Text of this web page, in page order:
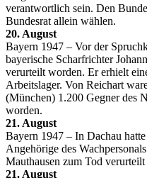
verantwortlich sein. Den
Bundesrat allein wählen.
20. August
Bayern 1947 – Vor der
bayerische Scharfrichter
verurteilt worden. Er erhielt
Arbeitslager. Von Reichart
(München) 1.200 Gegner des
worden.
21. August
Bayern 1947 – In Dachau
Angehörige des
Mauthausen zum Tod
21. August